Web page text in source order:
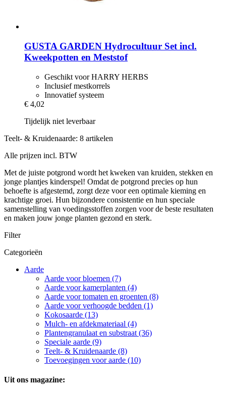
GUSTA GARDEN Hydrocultuur Set incl.
Kweekpotten en Meststof
Geschikt voor HARRY HERBS
Inclusief mestkorrels
Innovatief systeem
€ 4,02
Tijdelijk niet leverbaar
Teelt- & Kruidenaarde: 8 artikelen
Alle prijzen incl. BTW
Met de juiste potgrond wordt het kweken van kruiden, stekken en
jonge plantjes kinderspel! Omdat de potgrond precies op hun
behoefte is afgestemd, zorgt deze voor een optimale kieming en
krachtige groei. Hun bijzondere consistentie en hun speciale
samenstelling van voedingsstoffen zorgen voor de beste resultaten
en maken jouw jonge planten gezond en sterk.
Filter
Categorieën
Aarde
Aarde voor bloemen (7)
Aarde voor kamerplanten (4)
Aarde voor tomaten en groenten (8)
Aarde voor verhoogde bedden (1)
Kokosaarde (13)
Mulch- en afdekmateriaal (4)
Plantengranulaat en substraat (36)
Speciale aarde (9)
Teelt- & Kruidenaarde (8)
Toevoegingen voor aarde (10)
Uit ons magazine: